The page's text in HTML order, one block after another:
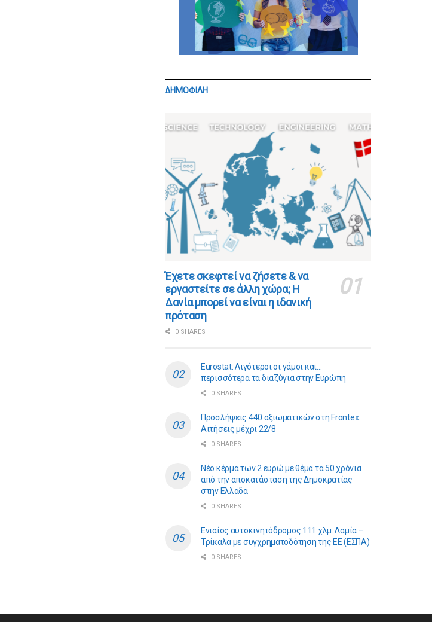
ΔΗΜΟΦΙΛΗ
​​Έχετε σκεφτεί να ζήσετε & να
εργαστείτε σε άλλη χώρα; Η
Δανία μπορεί να είναι η ιδανική
πρόταση
0 SHARES
Eurostat: Λιγότεροι οι γάμοι και…
περισσότερα τα διαζύγια στην Ευρώπη
0 SHARES
Προσλήψεις 440 αξιωματικών στη Frontex…
Αιτήσεις μέχρι 22/8
0 SHARES
Νέο κέρμα των 2 ευρώ με θέμα τα 50 χρόνια
από την αποκατάσταση της Δημοκρατίας
στην Ελλάδα
0 SHARES
Ενιαίος αυτοκινητόδρομος 111 χλμ. Λαμία –
Τρίκαλα με συγχρηματοδότηση της ΕE (ΕΣΠΑ)
0 SHARES